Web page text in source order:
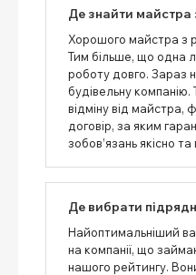
Де знайти майстра
Хорошого майстра з
Тим більше, що одна
роботу довго. Зараз
будівельну
відміну від майстра,
договір, за яким
зобов’язань якісно та
Де вибрати
Найоптимальніший
на компанії, що
нашого рейтингу.